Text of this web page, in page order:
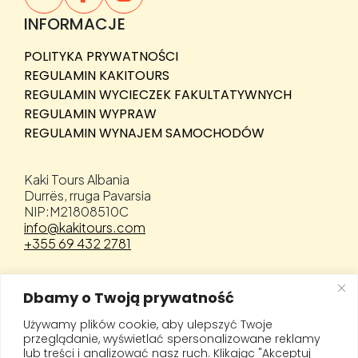
Dbamy o Twoją prywatność
Używamy plików cookie, aby ulepszyć Twoje
przeglądanie, wyświetlać spersonalizowane reklamy
lub treści i analizować nasz ruch. Klikając "Akceptuj
aktywne zwiedzanie, dynamiczną podróż szybkimi
pontonami, spektakularne klify oraz możliwość
wodach Morza Jońskiego.
Jeśli marzysz o dniu pełnym emocji, pięknych widoków
i odkrywaniu miejsc dostępnych wyłącznie od strony
morza, Karaburun Select będzie jedną z najbardziej
wyjątkowych morskich przygód podczas wakacji w
INFORMACJE
POLITYKA PRYWATNOŚCI
REGULAMIN KAKITOURS
REGULAMIN WYCIECZEK FAKULTATYWNYCH
REGULAMIN WYPRAW
REGULAMIN WYNAJEM SAMOCHODÓW
Kaki Tours Albania
Durrës, rruga Pavarsia
NIP:M21808510C
info@kakitours.com
+355 69 432 2781
Wycieczki prowadzą certyfikowani przewodnicy po Albanii.